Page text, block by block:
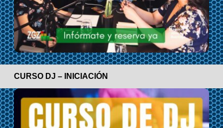
CURSO DJ – INICIACIÓN